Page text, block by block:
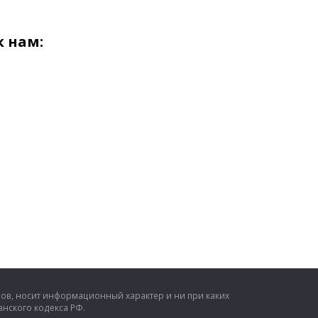
нам:
носит информационный характер и ни при каких
кодекса РФ.